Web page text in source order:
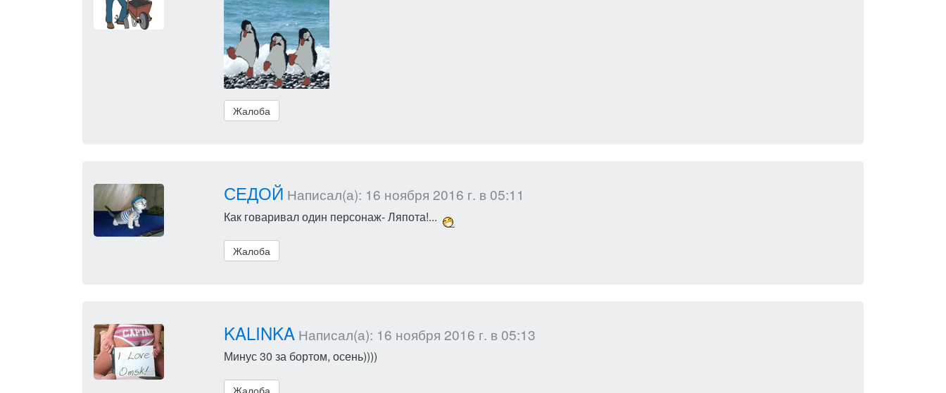
Жалоба
СЕДОЙ Написал(а): 16 ноября 2016 г. в 05:11
Как говаривал один персонаж- Ляпота!...
Жалоба
KALINKAНаписал(а): 16 ноября 2016 г. в 05:13
Минус 30 за бортом, осень))))
Жалоба